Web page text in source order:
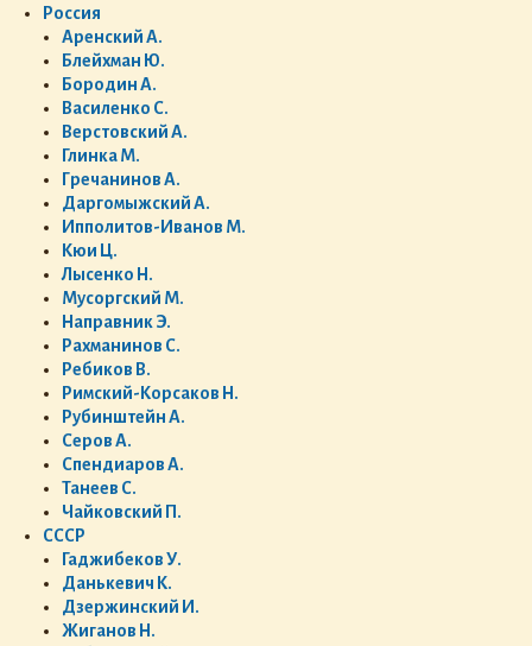
Россия
Аренский А.
Блейхман Ю.
Бородин А.
Василенко С.
Верстовский А.
Глинка М.
Гречанинов А.
Даргомыжский А.
Ипполитов-Иванов М.
Кюи Ц.
Лысенко Н.
Мусоргский М.
Направник Э.
Рахманинов С.
Ребиков В.
Римский-Корсаков Н.
Рубинштейн А.
Серов А.
Спендиаров А.
Танеев С.
Чайковский П.
СССР
Гаджибеков У.
Данькевич К.
Дзержинский И.
Жиганов Н.